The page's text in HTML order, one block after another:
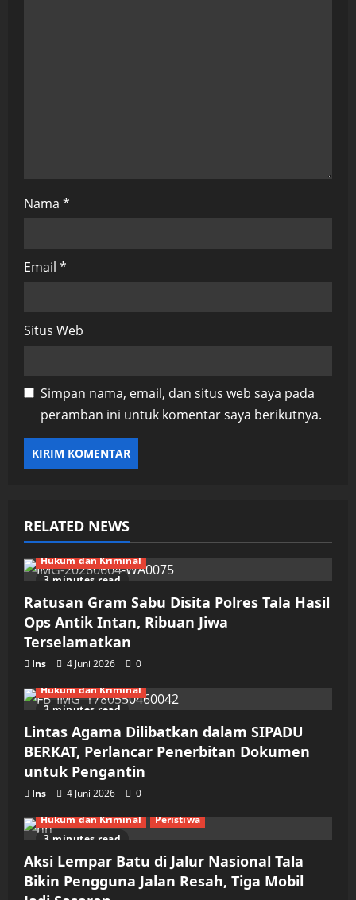
Nama *
Email *
Situs Web
Simpan nama, email, dan situs web saya pada
peramban ini untuk komentar saya berikutnya.
RELATED NEWS
3 minutes read
Hukum dan Kriminal
Ratusan Gram Sabu Disita Polres Tala Hasil
Ops Antik Intan, Ribuan Jiwa
Terselamatkan
Ins 4 Juni 2026 0
3 minutes read
Hukum dan Kriminal
Lintas Agama Dilibatkan dalam SIPADU
BERKAT, Perlancar Penerbitan Dokumen
untuk Pengantin
Ins 4 Juni 2026 0
3 minutes read
Hukum dan Kriminal Peristiwa
Aksi Lempar Batu di Jalur Nasional Tala
Bikin Pengguna Jalan Resah, Tiga Mobil